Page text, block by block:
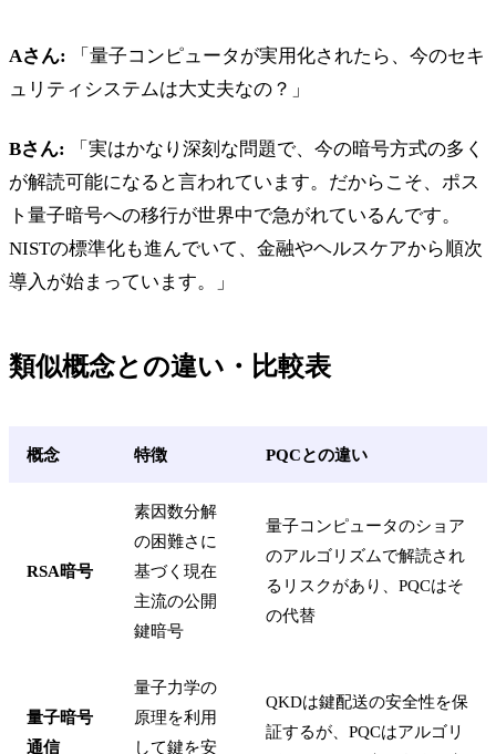
Aさん: 「量子コンピュータが実用化されたら、今のセキ
ュリティシステムは大丈夫なの？」
Bさん: 「実はかなり深刻な問題で、今の暗号方式の多く
が解読可能になると言われています。だからこそ、ポス
ト量子暗号への移行が世界中で急がれているんです。
NISTの標準化も進んでいて、金融やヘルスケアから順次
導入が始まっています。」
類似概念との違い・比較表
概念 特徴 PQCとの違い
RSA暗号
素因数分解
の困難さに
基づく現在
主流の公開
鍵暗号
量子コンピュータのショア
のアルゴリズムで解読され
るリスクがあり、PQCはそ
の代替
量子暗号
通信
量子力学の
原理を利用
して鍵を安
QKDは鍵配送の安全性を保
証するが、PQCはアルゴリ